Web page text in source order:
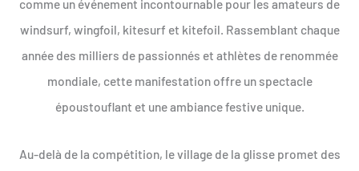
comme un événement incontournable pour les amateurs de
windsurf, wingfoil, kitesurf et kitefoil. Rassemblant chaque
année des milliers de passionnés et athlètes de renommée
mondiale, cette manifestation offre un spectacle
époustouflant et une ambiance festive unique.
Au-delà de la compétition, le village de la glisse promet des